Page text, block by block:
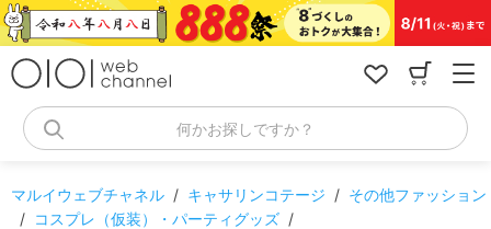
コ
ン
何かお探しですか？
マルイウェブチャネル / キャサリンコテージ / その他ファッション
/ コスプレ（仮装）・パーティグッズ /